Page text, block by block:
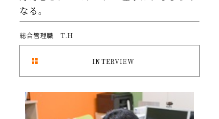
なる。
総合管理職 T.H
INTERVIEW